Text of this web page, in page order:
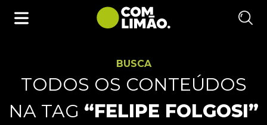
BUSCA
TODOS OS CONTEÚDOS
NA TAG “FELIPE FOLGOSI”